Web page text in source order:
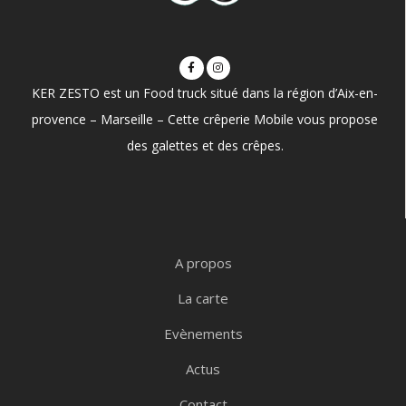
KER ZESTO est un Food truck situé dans la région d’Aix-en-
provence – Marseille – Cette crêperie Mobile vous propose
des galettes et des crêpes.
A propos
La carte
Evènements
Actus